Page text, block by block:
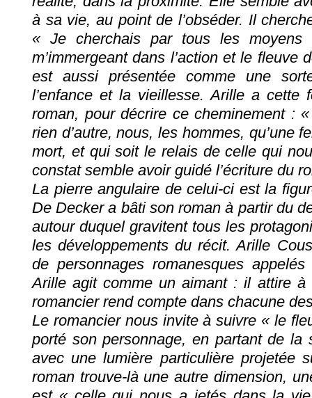
à sa vie, au point de l’obséder. Il
« Je cherchais par tous les
m’immergeant dans l’action et le fleuve
est aussi présentée comme une
l’enfance et la vieillesse. Arille a cette
roman, pour décrire ce cheminement :
rien d’autre, nous, les hommes, qu’une
mort, et qui soit le relais de celle qui
constat semble avoir guidé l’écriture du
La pierre angulaire de celui-ci est la
De Decker a bâti son roman à partir du
autour duquel gravitent tous les
les développements du récit. Arille
de personnages romanesques
Arille agit comme un aimant : il attire
romancier rend compte dans chacune
Le romancier nous invite à suivre « le
porté son personnage, en partant de la
avec une lumière particulière projetée
roman trouve-là une autre dimension,